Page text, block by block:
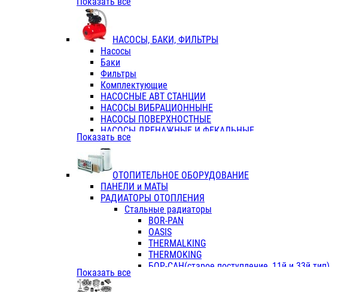
ОТВОДЫ С НАРУЖНОЙ РЕЗЬБОЙ
ТРОЙНИКИ ПЕРЕХОДНЫЕ / СОЕДИНИТЕЛЬНЫЕ
ТРОЙНИКИ С ВНУТРЕННЕЙ РЕЗЬБОЙ
КОЛЬЦА РЕЗИНОВЫЕ
ТРУБЫ НАПОРНЫЕ
ТРУБЫ ГОФРИРОВАННЫЕ ДВУХСЛ.
ТРУБЫ ПОЛИЭТИЛЕНОВЫЕ
НАСОСЫ, БАКИ, ФИЛЬТРЫ
Насосы
Баки
Фильтры
Комплектующие
НАСОСНЫЕ АВТ СТАНЦИИ
НАСОСЫ ВИБРАЦИОННЫНЕ
НАСОСЫ ПОВЕРХНОСТНЫЕ
НАСОСЫ ДРЕНАЖНЫЕ И ФЕКАЛЬНЫЕ
НАСОСЫ ПОВЫСИТ и ЦИРКУЛЯЦИОННЫЕ
НАСОСЫ СКВАЖИННЫЕ
Показать все
ОТОПИТЕЛЬНОЕ ОБОРУДОВАНИЕ
ПАНЕЛИ и МАТЫ
РАДИАТОРЫ ОТОПЛЕНИЯ
Стальные радиаторы
BOR-PAN
OASIS
THERMALKING
THERMOKING
БОР-САН(старое поступление, 11й и 33й тип)
Показать все